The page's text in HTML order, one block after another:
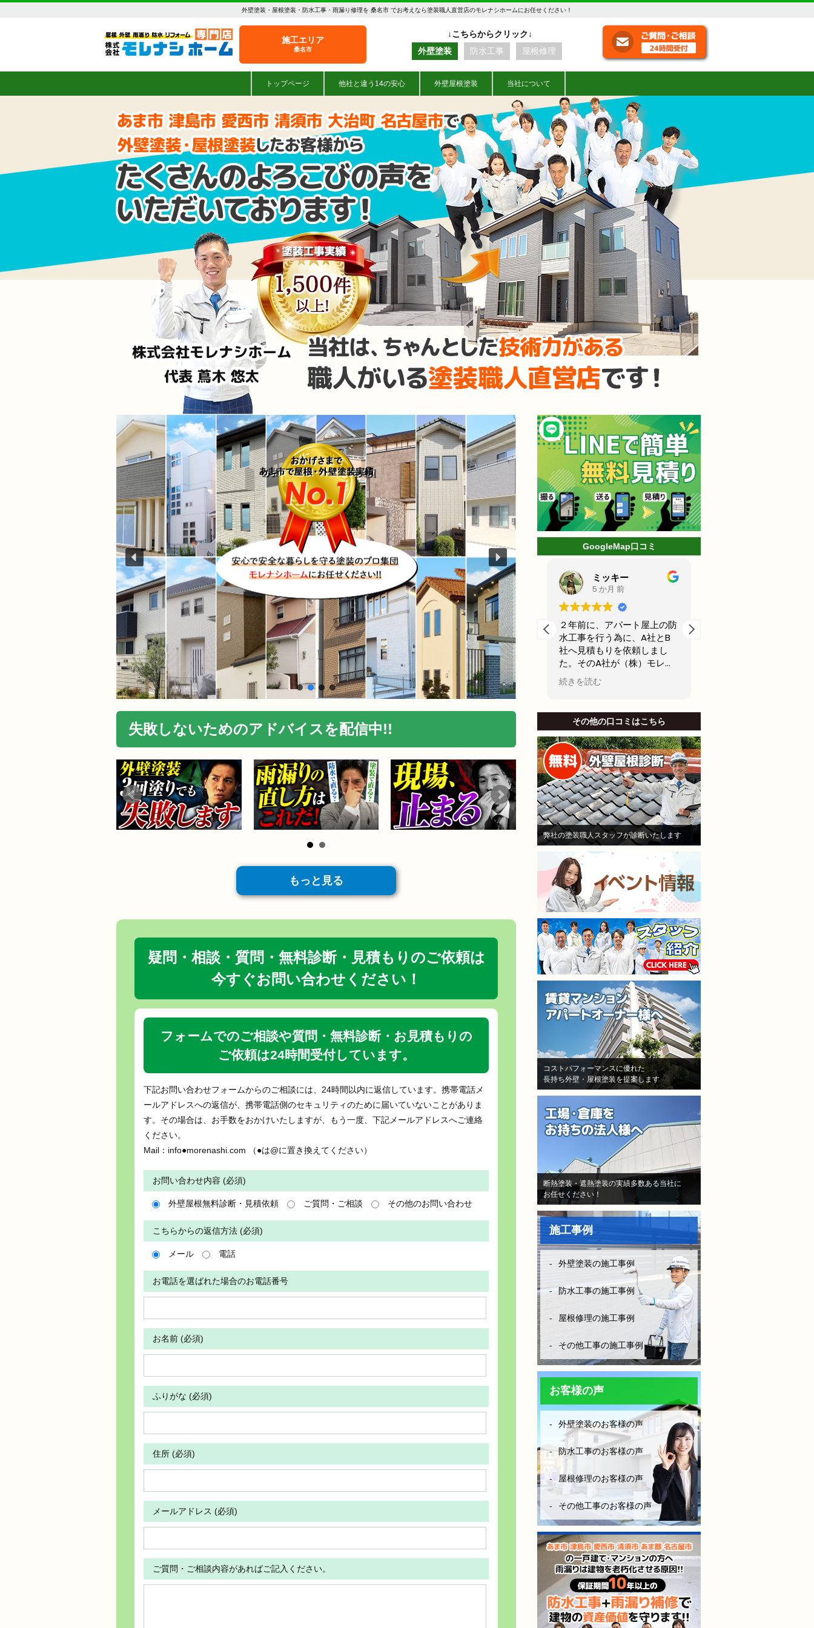
外壁塗装・屋根塗装・防水工事・雨漏り修理を 桑名市 でお考えなら塗装職人直営店のモレナシホームにお任せください！
施工エリア
桑名市 外壁塗装 防水工事 屋根修理
トップページ 他社と違う14の安心 外壁屋根塗装 当社について
失敗しないためのアドバイスを配信中!!
もっと見る
疑問・相談・質問・無料診断・見積もりのご依頼は
今すぐお問い合わせください！
フォームでのご相談や質問・無料診断・お見積もりの
ご依頼は24時間受付しています。
下記お問い合わせフォームからのご相談には、24時間以内に返信しています。携帯電話メ
ールアドレスへの返信が、携帯電話側のセキュリティのために届いていないことがありま
す。その場合は、お手数をおかけいたしますが、もう一度、下記メールアドレスへご連絡
ください。
Mail：info●morenashi.com （●は@に置き換えてください）
お問い合わせ内容 (必須)
外壁屋根無料診断・見積依頼 ご質問・ご相談 その他のお問い合わせ
こちらからの返信方法 (必須)
メール 電話
お電話を選ばれた場合のお電話番号
お名前 (必須)
ふりがな (必須)
住所 (必須)
メールアドレス (必須)
ご質問・ご相談内容があればご記入ください。
GoogleMap口コミ
aki -t
4 か月 前
外壁塗装をお願いしました。
​稲沢市内の自宅も築24年が経
過し、汚れやひび割れなど流
石に外壁の補修をしないとい
けないと考えていたところ、
地元業者から評判の良いこち
らにご相談しました。
​見積り前の調査では、バルコ
い」とはっきり提案してくだ
さいました。
家の状態に合わせた的確なア
ドバイスをいただけたこと
が、大きな安心感と決め手に
なりました。
箇所も新築のように綺麗にな
モレナシホームさんにお願い
して本当に良かったです。あ
りがとうございました。
続きを読む
ミッキー
5 か月 前
２年前に、アパート屋上の防
水工事を行う為に、A社とB
社へ見積もりを依頼しまし
た。そのA社が（株）モレナ
シホームさんでした。
当初私は、水漏れがないのな
B社を選び防水工事，施工を
お願いしました。Ｂしかし、
半年も立たないうちに、沢山
の亀裂がはいり、業者に連絡
して、その後補修工事をし、
さらに3ヶ月後に賃貸で貸し
ていたお部屋に水漏れを起こ
し、住人さんにご迷惑をおか
けして、その後退所され、お
部屋は、全部屋水漏れ！大損
害！即業者に連絡して、原因
を追求すべく様依頼！
施工担当者3人が調査に来
て、結果原因が施工不良と認
めた！しかし、「安いから、
防水が薄くなった！」「鳥が
突っついたりする亀裂だ！」
とか色々訳分からないいい訳
をしてきました。
結局自分達の施工不良を認め
たにも関わらず、保証はな
し！一年も経ってないのに、
水漏れ！ありえない！怒り
しかありませんでした
その後A社の（株）モレナシ
ホームさんへ再度見積もりを
依頼！
状況を説明し、凄く親身に相
談にのって頂き、今度こそは
と信用して（株）モレナシホ
ームさんで再度防水工事、施
工をお願いしました。
当初はB社のトラウマで不安
しかなかったけど、（株）モ
レナシホームさんはとにかく
納得いく丁寧な説明や、時間
を費やしてくださり、また報
告書や日程など、仕事がきち
んとされていて、本当に安心
して、お任せできました。B
社とは全く比べものになりま
せん。
お客様に対してしっかり寄り
添い向き合って頂き、その日
の施工状況をLINEの写メにて
確認ができたりと、徹底した
管理とお客様の配慮等連携さ
れ凄く安心できました。
防水工事は決して安ければい
い！はダメです。水漏れをし
ては意味がない！やはりそれ
なりにお金はかかりますが、
長い年月を考えたら、妥当な
金額です。やはり、安心と信
頼あるきちんとした業者を選
ぶ事は大切だなーとこの度凄
（株）モレナシホームさんに
防水工事お願いして本当に良
かったと思います。
今後も点検やメンテナンス等
お世話になりますが、宜しく
お願いします。
防水工事、施工完工し、やっ
と、ホッとできました。
感謝しかないです。
本当にありがとうございまし
続きを読む
その他の口コミはこちら
弊社の塗装職人スタッフが診断いたします
コストパフォーマンスに優れた
長持ち外壁・屋根塗装を提案します
断熱塗装・遮熱塗装の実績多数ある当社に
お任せください！
施工事例
外壁塗装の施工事例
防水工事の施工事例
屋根修理の施工事例
その他工事の施工事例
お客様の声
外壁塗装のお客様の声
防水工事のお客様の声
屋根修理のお客様の声
その他工事のお客様の声